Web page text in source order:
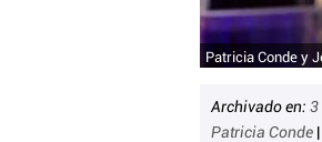
Patricia Conde y
Archivado en: 3
Patricia Conde